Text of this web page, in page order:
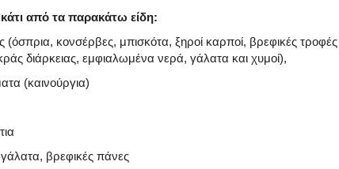
από τα παρακάτω είδη:
(όσπρια, κονσέρβες, μπισκότα, ξηροί καρποί, βρεφικές τροφές
διάρκειας, εμφιαλωμένα νερά, γάλατα και χυμοί),
(καινούργια)
βρεφικές πάνες